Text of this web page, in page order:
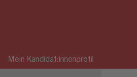
Mein Kandidat:innenprofil